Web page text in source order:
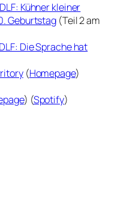
Kühner kleiner
Geburtstag (Teil 2 am
Die Sprache hat
(Homepage)
) (Spotify)